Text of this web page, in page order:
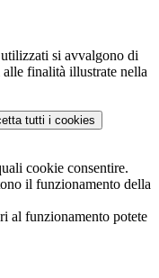
si avvalgono di
finalità illustrate nella
tutti i cookies
cookie consentire.
il funzionamento della
al funzionamento potete